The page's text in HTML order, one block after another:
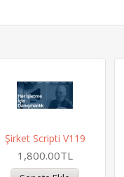
Şirket Scripti V119
1,800.00TL